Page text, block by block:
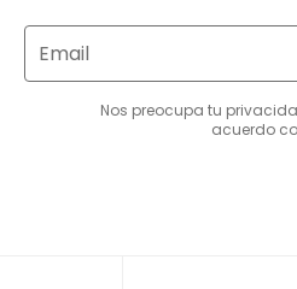
Email
Nos preocupa tu
acuerdo